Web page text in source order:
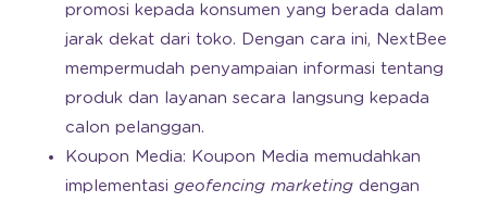
promosi kepada konsumen yang berada dalam
jarak dekat dari toko. Dengan cara ini, NextBee
mempermudah penyampaian informasi tentang
produk dan layanan secara langsung kepada
calon pelanggan.
Koupon Media: Koupon Media memudahkan
implementasi geofencing marketing dengan